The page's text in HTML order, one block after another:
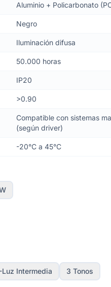
Aluminio + Policarbonato
Negro
Iluminación difusa
50.000 horas
IP20
>0.90
Compatible con sistemas
(según driver)
-20°C a 45°C
Intermedia 3 Tonos